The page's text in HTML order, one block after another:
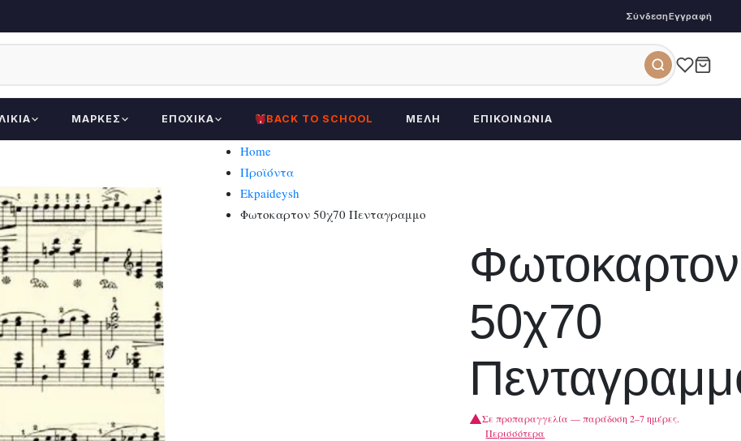
ΣύνδεσηΕγγραφή
ΜΆΡΚΕΣ ΕΠΟΧΙΚΆ BACK TO SCHOOL ΜΈΛΗ ΕΠΙΚΟΙΝΩΝΊΑ
Home
Προϊόντα
Ekpaideysh
Φωτοκαρτον 50χ70 Πενταγραμμο
Φωτοκαρτον
50χ70
Σε προπαραγγελία — παράδοση 2–7 ημέρες.
Περισσότερα